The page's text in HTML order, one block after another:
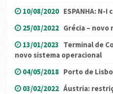
10/08/2020 ESPANHA: N-
25/03/2022 Grécia –
13/01/2023 Terminal de
novo sistema operacional
04/05/2018 Porto de
03/02/2022 Áustria: